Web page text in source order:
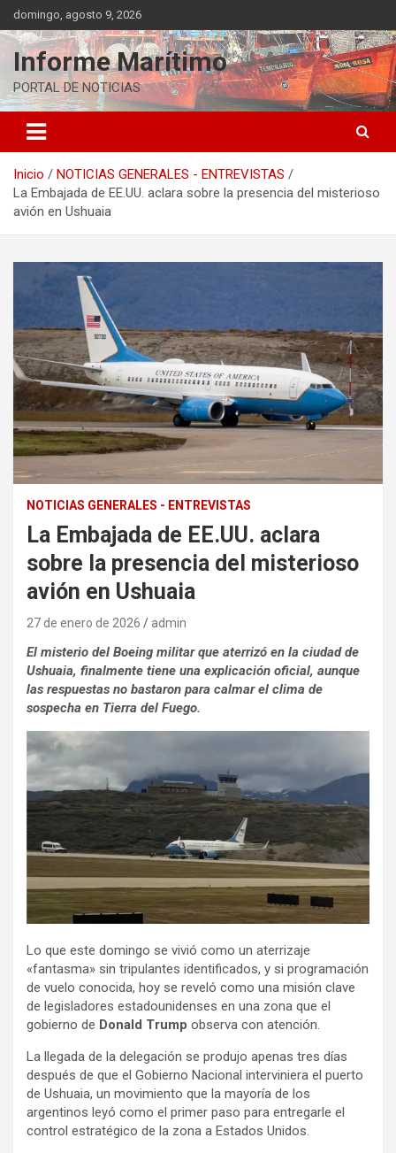
Saltar
al
contenido
domingo, agosto 9, 2026
Informe Marítimo
PORTAL DE NOTICIAS
Inicio
NOTICIAS GENERALES - ENTREVISTAS
La Embajada de EE.UU. aclara sobre la presencia del misterioso
avión en Ushuaia
NOTICIAS GENERALES - ENTREVISTAS
La Embajada de EE.UU. aclara
sobre la presencia del misterioso
avión en Ushuaia
27 de enero de 2026 admin
El misterio del Boeing militar que aterrizó en la ciudad de
Ushuaia, finalmente tiene una explicación oficial, aunque
las respuestas no bastaron para calmar el clima de
sospecha en Tierra del Fuego.
Lo que este domingo se vivió como un aterrizaje
«fantasma» sin tripulantes identificados, y si programación
de vuelo conocida, hoy se reveló como una misión clave
de legisladores estadounidenses en una zona que el
gobierno de Donald Trump observa con atención.
La llegada de la delegación se produjo apenas tres días
después de que el Gobierno Nacional interviniera el puerto
de Ushuaia, un movimiento que la mayoría de los
argentinos leyó como el primer paso para entregarle el
control estratégico de la zona a Estados Unidos.